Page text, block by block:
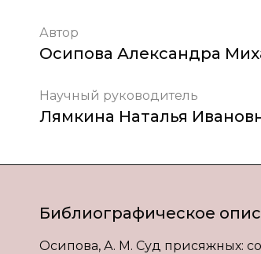
Автор
Осипова Александра
Научный руководитель
Лямкина Наталья
Библиографическое
Осипова, А. М. Суд присяжных: